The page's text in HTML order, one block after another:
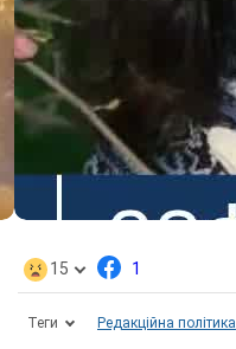
15 1
Теги Редакційна політика